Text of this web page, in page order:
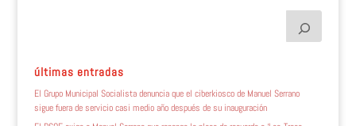
últimas entradas
El Grupo Municipal Socialista denuncia que el ciberkiosco de Manuel Serrano
sigue fuera de servicio casi medio año después de su inauguración